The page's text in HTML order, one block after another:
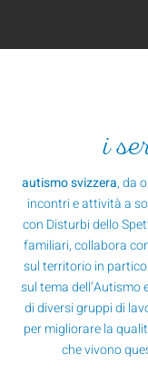
i
autismo svizzera, da
incontri e attività a
con Disturbi dello
familiari, collabora
sul territorio in
sul tema dell’Autismo
di diversi gruppi di
per migliorare la
che vivono